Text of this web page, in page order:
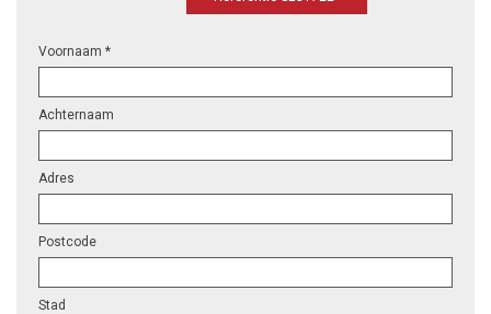
Voornaam *
Achternaam
Adres
Postcode
Stad